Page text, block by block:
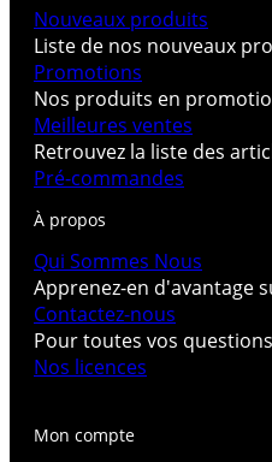
Nouveaux produits
Liste de nos nouveaux
Promotions
Nos produits en
Meilleures ventes
Retrouvez la liste des
Pré-commandes
À propos
Qui Sommes Nous
Apprenez-en d'avantage
Contactez-nous
Pour toutes vos
Nos licences
Mon compte